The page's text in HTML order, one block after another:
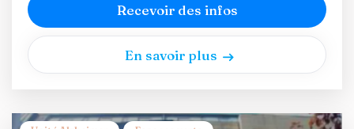
Recevoir des infos
En savoir plus